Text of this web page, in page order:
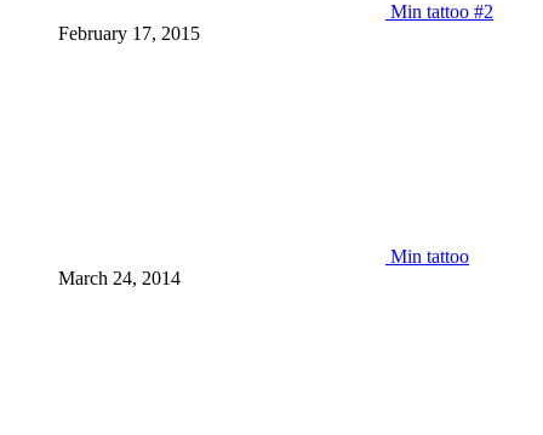
Min tattoo #2
February 17, 2015
Min tattoo
March 24, 2014